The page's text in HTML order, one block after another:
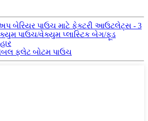
બેરિયર પાઉચ માટે ફેક્ટરી આઉટલેટ્સ - 3
પાઉચ/વેક્યુમ પ્લાસ્ટિક બેગ/ફૂડ
ફ્લેટ બોટમ પાઉચ